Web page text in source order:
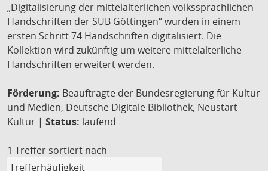
„Digitalisierung der mittelalterlichen volkssprachlichen
Handschriften der SUB Göttingen“ wurden in einem
ersten Schritt 74 Handschriften digitalisiert. Die
Kollektion wird zukünftig um weitere mittelalterliche
Handschriften erweitert werden.
Förderung: Beauftragte der Bundesregierung für Kultur
und Medien, Deutsche Digitale Bibliothek, Neustart
Kultur | Status: laufend
1 Treffer sortiert nach